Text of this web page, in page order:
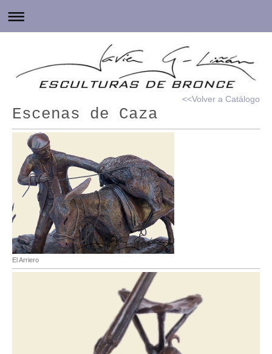
<<Volver a Catálogo
Escenas de Caza
El Arriero